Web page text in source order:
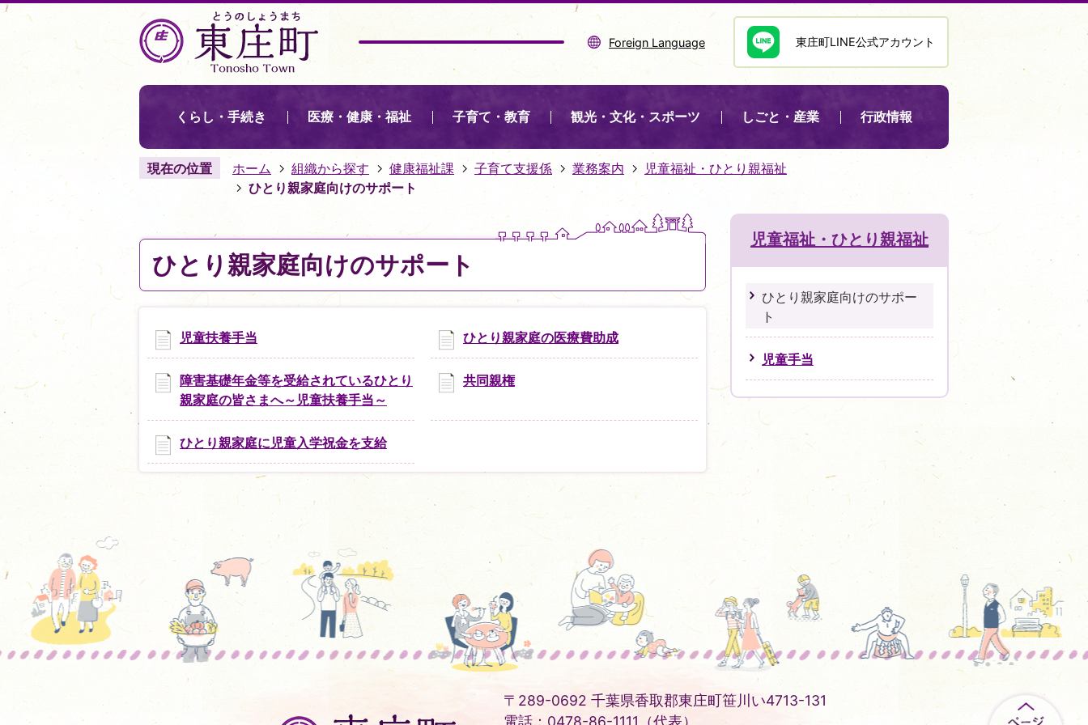
Foreign Language 東庄町LINE公式アカウント
くらし・手続き 医療・健康・福祉 子育て・教育 観光・文化・スポーツ しごと・産業 行政情報
現在の位置 ホーム 組織から探す 健康福祉課 子育て支援係 業務案内
児童福祉・ひとり親福祉
ひとり親家庭向けのサポート
ひとり親家庭向けのサポート
児童扶養手当 ひとり親家庭の医療費助成
障害基礎年金等を受給されているひとり
親家庭の皆さまへ～児童扶養手当～
共同親権
ひとり親家庭に児童入学祝金を支給
児童福祉・ひとり親福祉
ひとり親家庭向けのサポー
ト
児童手当
東
〒289-0692 千葉県香取郡東庄町笹川い4713-131
電話：0478-86-1111（代表）